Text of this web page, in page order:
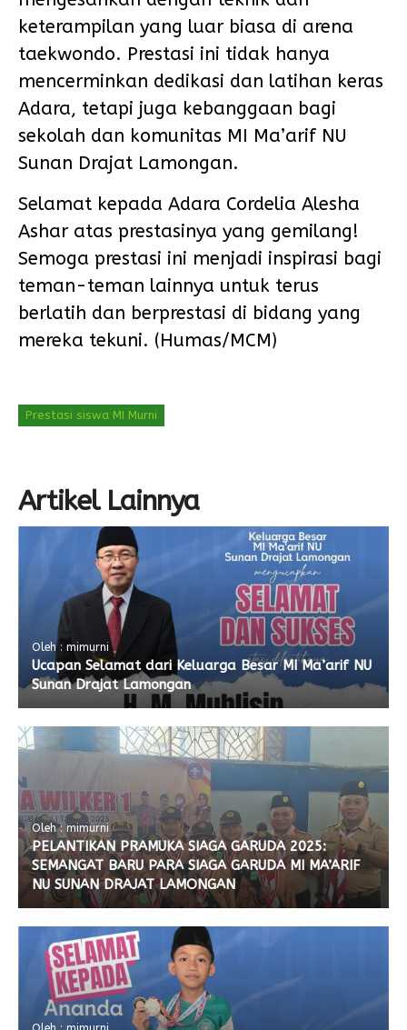
keterampilan yang luar biasa di arena
taekwondo. Prestasi ini tidak hanya
mencerminkan dedikasi dan latihan keras
Adara, tetapi juga kebanggaan bagi
sekolah dan komunitas MI Ma’arif NU
Sunan Drajat Lamongan.
Selamat kepada Adara Cordelia Alesha
Ashar atas prestasinya yang gemilang!
Semoga prestasi ini menjadi inspirasi bagi
teman-teman lainnya untuk terus
berlatih dan berprestasi di bidang yang
mereka tekuni. (Humas/MCM)
Prestasi siswa MI Murni
Artikel Lainnya
Oleh : mimurni
Ucapan Selamat dari Keluarga Besar MI Ma’arif NU
Sunan Drajat Lamongan
Oleh : mimurni
PELANTIKAN PRAMUKA SIAGA GARUDA 2025:
SEMANGAT BARU PARA SIAGA GARUDA MI MA’ARIF
NU SUNAN DRAJAT LAMONGAN